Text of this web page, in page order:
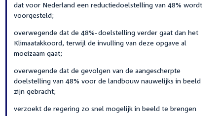
dat voor Nederland een reductiedoelstelling van 48% wordt
voorgesteld;
overwegende dat de 48%-doelstelling verder gaat dan het
Klimaatakkoord, terwijl de invulling van deze opgave al
moeizaam gaat;
overwegende dat de gevolgen van de aangescherpte
doelstelling van 48% voor de landbouw nauwelijks in beeld
zijn gebracht;
verzoekt de regering zo snel mogelijk in beeld te brengen